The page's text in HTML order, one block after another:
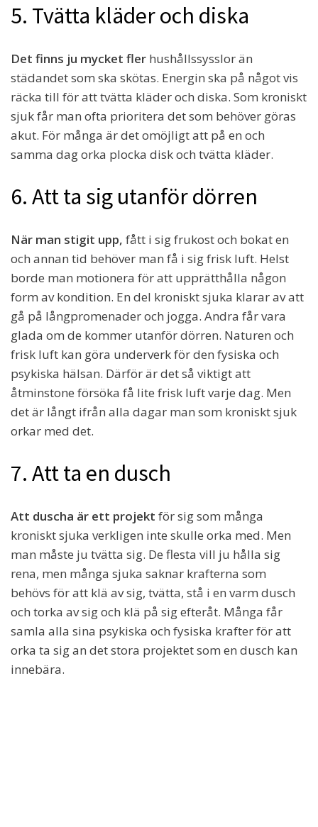
5. Tvätta kläder och diska
Det finns ju mycket fler hushållssysslor än
städandet som ska skötas. Energin ska på något vis
räcka till för att tvätta kläder och diska. Som kroniskt
sjuk får man ofta prioritera det som behöver göras
akut. För många är det omöjligt att på en och
samma dag orka plocka disk och tvätta kläder.
6. Att ta sig utanför dörren
När man stigit upp, fått i sig frukost och bokat en
och annan tid behöver man få i sig frisk luft. Helst
borde man motionera för att upprätthålla någon
form av kondition. En del kroniskt sjuka klarar av att
gå på långpromenader och jogga. Andra får vara
glada om de kommer utanför dörren. Naturen och
frisk luft kan göra underverk för den fysiska och
psykiska hälsan. Därför är det så viktigt att
åtminstone försöka få lite frisk luft varje dag. Men
det är långt ifrån alla dagar man som kroniskt sjuk
orkar med det.
7. Att ta en dusch
Att duscha är ett projekt för sig som många
kroniskt sjuka verkligen inte skulle orka med. Men
man måste ju tvätta sig. De flesta vill ju hålla sig
rena, men många sjuka saknar krafterna som
behövs för att klä av sig, tvätta, stå i en varm dusch
och torka av sig och klä på sig efteråt. Många får
samla alla sina psykiska och fysiska krafter för att
orka ta sig an det stora projektet som en dusch kan
innebära.